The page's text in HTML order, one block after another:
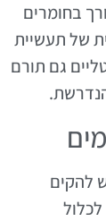
בחומרים
של תעשיית
גם תורם
להקים